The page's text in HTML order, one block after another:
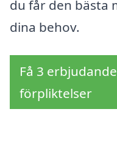
du får den bästa
dina behov.
Få 3
förpliktelser